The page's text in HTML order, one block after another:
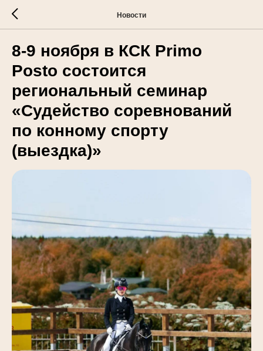
Новости
8-9 ноября в КСК Primo
Posto состоится
региональный семинар
«Судейство соревнований
по конному спорту
(выездка)»